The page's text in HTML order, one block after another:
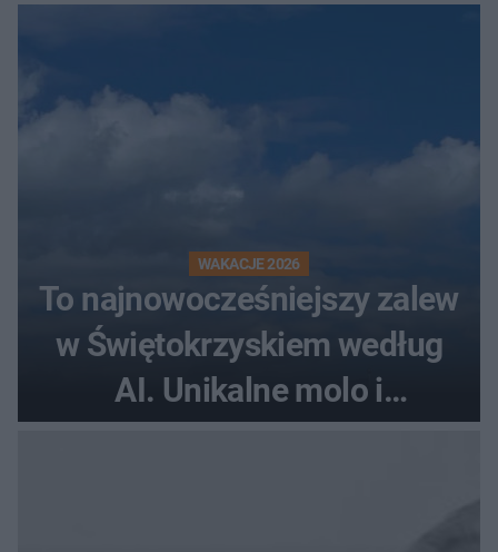
WAKACJE 2026
To najnowocześniejszy zalew
w Świętokrzyskiem według
AI. Unikalne molo i